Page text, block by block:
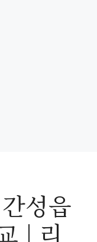
성읍
| 리